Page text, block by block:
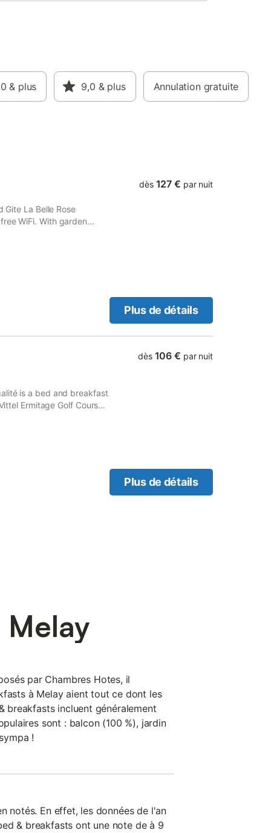
& plus 9,0 & plus Annulation gratuite
La Belle Rose
WiFi. With garden
provides a sun
dès 127 € par nuit
Plus de détails
is a bed and breakfast
Ermitage Golf Course.
dès 106 € par nuit
Plus de détails
Melay
par Chambres Hotes, il
à Melay aient tout ce dont les
breakfasts incluent généralement
sont : balcon (100 %), jardin
!
notés. En effet, les données de l'an
& breakfasts ont une note de à 9